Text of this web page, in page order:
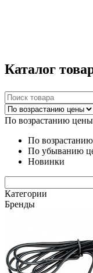
Каталог
По возрастанию цены
По
По убыванию
Новинки
Категории
Бренды